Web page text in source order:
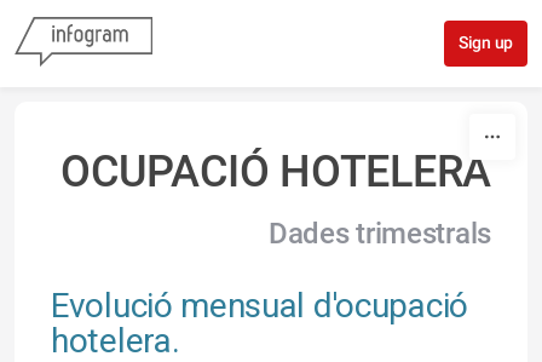
Sign up
OCUPACIÓ HOTELERA
Dades trimestrals
Evolució mensual d'ocupació
hotelera.